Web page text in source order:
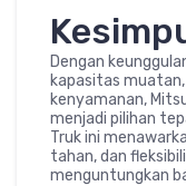
Dengan
kapasitas
kenyamanan,
menjadi pilihan
Truk ini
tahan, dan
menguntungkan